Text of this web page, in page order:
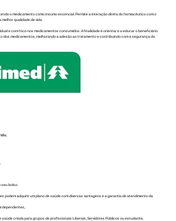
o medicamento como insumo essencial. Permite a interação direta do farmacêutico com o
qualidade de vida.
e com foco nos medicamentos consumidos. A finalidade é orientar e a educar o beneficiário
medicamentos, melhorando a adesão ao tratamento e contribuindo com a segurança do
seu bolso.
podem adquirir um plano de saúde com diversas vantagens e a garantia de atendimento da
dependentes,
criada para grupos de profissionais Liberais, Servidores Públicos ou estudantis.